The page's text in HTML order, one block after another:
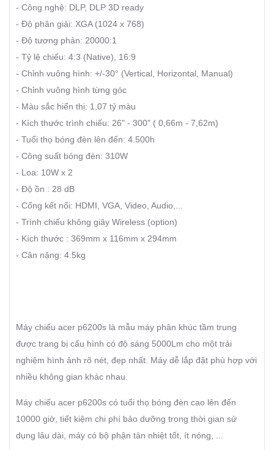
- Công nghệ: DLP, DLP 3D ready
- Độ phân giải: XGA (1024 x 768)
- Độ tương phản: 20000:1
- Tỷ lệ chiếu: 4:3 (Native), 16:9
- Chỉnh vuông hình: +/-30° (Vertical, Horizontal, Manual)
- Chỉnh vuông hình từng góc
- Màu sắc hiển thị: 1,07 tỷ màu
- Kích thước trình chiếu: 26" - 300" ( 0,66m - 7,62m)
- Tuổi thọ bóng đèn lên đến: 4.500h
- Công suất bóng đèn: 310W
- Loa: 10W x 2
- Độ ồn : 28 dB
- Cổng kết nối: HDMI, VGA, Video, Audio,...
- Trình chiếu không giây Wireless (option)
- Kích thước : 369mm x 116mm x 294mm
- Cân nặng: 4.5kg
Máy chiếu acer p6200s là mẫu máy phân khúc tầm trung
được trang bị cấu hình có độ sáng 5000Lm cho một trải
nghiệm hình ảnh rõ nét, đẹp nhất. Máy dễ lắp đặt phù hợp với
nhiều không gian khác nhau.
Máy chiếu acer p6200s có tuổi thọ bóng đèn cao lên đến
10000 giờ, tiết kiệm chi phí bảo dưỡng trong thời gian sử
dụng lâu dài, máy có bộ phận tản nhiệt tốt, ít nóng, ...